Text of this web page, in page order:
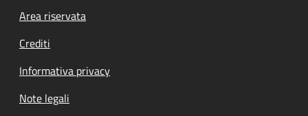
Footer menu
Area riservata
Crediti
Informativa privacy
Note legali